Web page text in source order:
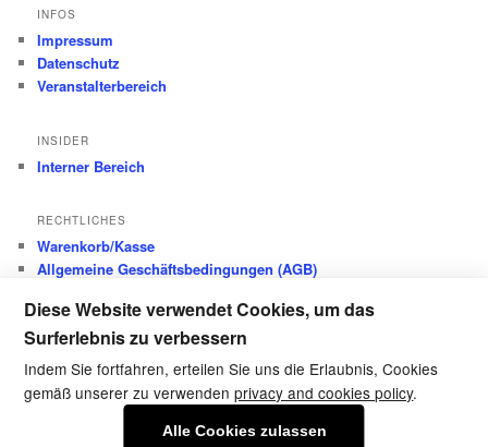
INFOS
Impressum
Datenschutz
Veranstalterbereich
INSIDER
Interner Bereich
RECHTLICHES
Warenkorb/Kasse
Allgemeine Geschäftsbedingungen (AGB)
Widerrufsbelehrung
Versandkosten
Zahlungsarten
Diese Website verwendet Cookies, um das
Surferlebnis zu verbessern
Indem Sie fortfahren, erteilen Sie uns die Erlaubnis, Cookies
gemäß unserer zu verwendenprivacy and cookies policy.
Alle Cookies zulassen